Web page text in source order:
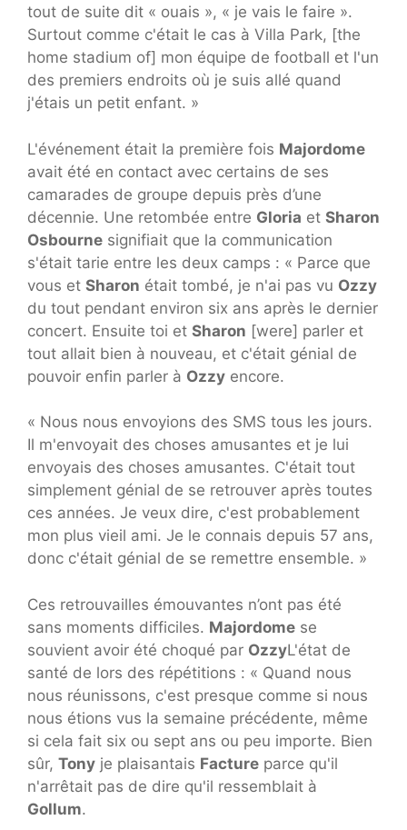
tout de suite dit « ouais », « je vais le faire ».
Surtout comme c'était le cas à Villa Park, [the
home stadium of] mon équipe de football et l'un
des premiers endroits où je suis allé quand
j'étais un petit enfant. »
L'événement était la première fois Majordome
avait été en contact avec certains de ses
camarades de groupe depuis près d’une
décennie. Une retombée entre Gloria et Sharon
Osbourne signifiait que la communication
s'était tarie entre les deux camps : « Parce que
vous et Sharon était tombé, je n'ai pas vu Ozzy
du tout pendant environ six ans après le dernier
concert. Ensuite toi et Sharon [were] parler et
tout allait bien à nouveau, et c'était génial de
pouvoir enfin parler à Ozzy encore.
« Nous nous envoyions des SMS tous les jours.
Il m'envoyait des choses amusantes et je lui
envoyais des choses amusantes. C'était tout
simplement génial de se retrouver après toutes
ces années. Je veux dire, c'est probablement
mon plus vieil ami. Je le connais depuis 57 ans,
donc c'était génial de se remettre ensemble. »
Ces retrouvailles émouvantes n’ont pas été
sans moments difficiles. Majordome se
souvient avoir été choqué par OzzyL'état de
santé de lors des répétitions : « Quand nous
nous réunissons, c'est presque comme si nous
nous étions vus la semaine précédente, même
si cela fait six ou sept ans ou peu importe. Bien
sûr, Tony je plaisantais Facture parce qu'il
n'arrêtait pas de dire qu'il ressemblait à
Gollum.